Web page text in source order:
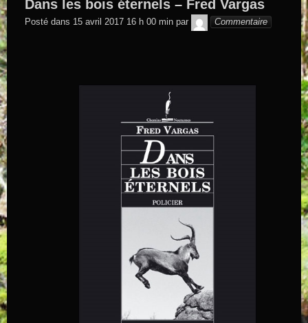
Dans les bois éternels – Fred Vargas
Posté dans 15 avril 2017 16 h 00 min par
GEGE DE
SAINTAND
Commentaire